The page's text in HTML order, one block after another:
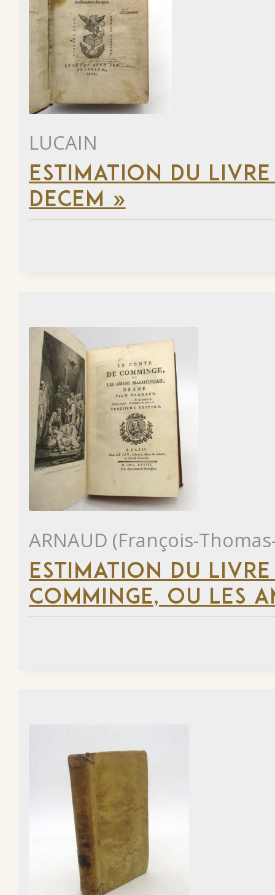
LUCAIN
ESTIMATION DU
DECEM »
ARNAUD (François-
ESTIMATION DU
COMMINGE, OU LES